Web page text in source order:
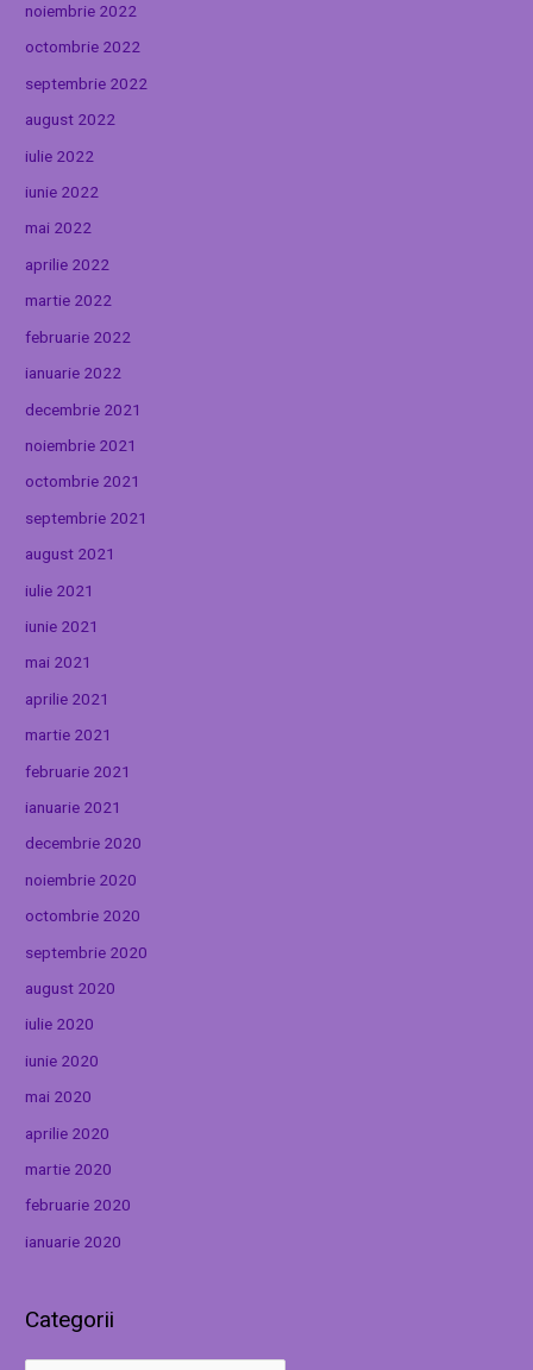
noiembrie 2022
octombrie 2022
septembrie 2022
august 2022
iulie 2022
iunie 2022
mai 2022
aprilie 2022
martie 2022
februarie 2022
ianuarie 2022
decembrie 2021
noiembrie 2021
octombrie 2021
septembrie 2021
august 2021
iulie 2021
iunie 2021
mai 2021
aprilie 2021
martie 2021
februarie 2021
ianuarie 2021
decembrie 2020
noiembrie 2020
octombrie 2020
septembrie 2020
august 2020
iulie 2020
iunie 2020
mai 2020
aprilie 2020
martie 2020
februarie 2020
ianuarie 2020
Categorii